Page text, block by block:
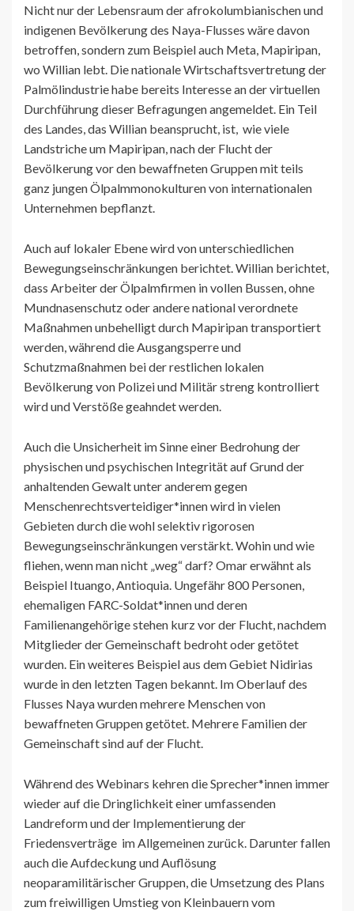
Nicht nur der Lebensraum der afrokolumbianischen und
indigenen Bevölkerung des Naya-Flusses wäre davon
betroffen, sondern zum Beispiel auch Meta, Mapiripan,
wo Willian lebt. Die nationale Wirtschaftsvertretung der
Palmölindustrie habe bereits Interesse an der virtuellen
Durchführung dieser Befragungen angemeldet. Ein Teil
des Landes, das Willian beansprucht, ist, wie viele
Landstriche um Mapiripan, nach der Flucht der
Bevölkerung vor den bewaffneten Gruppen mit teils
ganz jungen Ölpalmmonokulturen von internationalen
Unternehmen bepflanzt.
Auch auf lokaler Ebene wird von unterschiedlichen
Bewegungseinschränkungen berichtet. Willian berichtet,
dass Arbeiter der Ölpalmfirmen in vollen Bussen, ohne
Mundnasenschutz oder andere national verordnete
Maßnahmen unbehelligt durch Mapiripan transportiert
werden, während die Ausgangsperre und
Schutzmaßnahmen bei der restlichen lokalen
Bevölkerung von Polizei und Militär streng kontrolliert
wird und Verstöße geahndet werden.
Auch die Unsicherheit im Sinne einer Bedrohung der
physischen und psychischen Integrität auf Grund der
anhaltenden Gewalt unter anderem gegen
Menschenrechtsverteidiger*innen wird in vielen
Gebieten durch die wohl selektiv rigorosen
Bewegungseinschränkungen verstärkt. Wohin und wie
fliehen, wenn man nicht „weg“ darf? Omar erwähnt als
Beispiel Ituango, Antioquia. Ungefähr 800 Personen,
ehemaligen FARC-Soldat*innen und deren
Familienangehörige stehen kurz vor der Flucht, nachdem
Mitglieder der Gemeinschaft bedroht oder getötet
wurden. Ein weiteres Beispiel aus dem Gebiet Nidirias
wurde in den letzten Tagen bekannt. Im Oberlauf des
Flusses Naya wurden mehrere Menschen von
bewaffneten Gruppen getötet. Mehrere Familien der
Gemeinschaft sind auf der Flucht.
Während des Webinars kehren die Sprecher*innen immer
wieder auf die Dringlichkeit einer umfassenden
Landreform und der Implementierung der
Friedensverträge im Allgemeinen zurück. Darunter fallen
auch die Aufdeckung und Auflösung
neoparamilitärischer Gruppen, die Umsetzung des Plans
zum freiwilligen Umstieg von Kleinbauern vom